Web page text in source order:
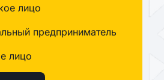
лицо
предприниматель
лицо